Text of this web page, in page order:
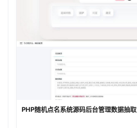
PHP随机点名系统源码后台管理数据抽取